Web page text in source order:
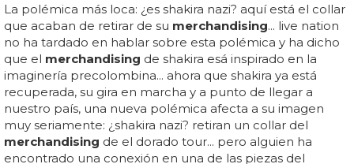
La polémica más loca: ¿es shakira nazi? aquí está el collar
que acaban de retirar de su merchandising... live nation
no ha tardado en hablar sobre esta polémica y ha dicho
que el merchandising de shakira esá inspirado en la
imaginería precolombina... ahora que shakira ya está
recuperada, su gira en marcha y a punto de llegar a
nuestro país, una nueva polémica afecta a su imagen
muy seriamente: ¿shakira nazi? retiran un collar del
merchandising de el dorado tour... pero alguien ha
encontrado una conexión en una de las piezas del